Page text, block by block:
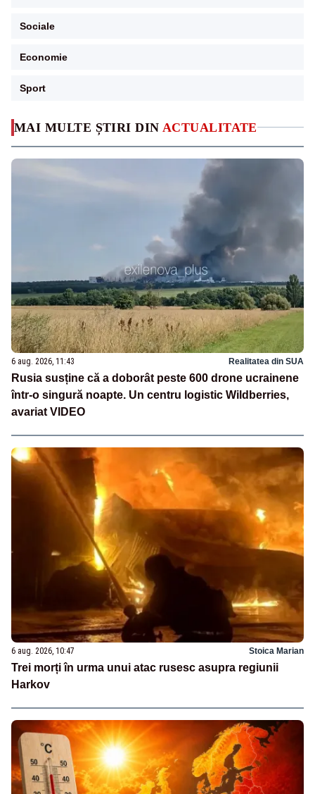
MAI MULTE ȘTIRI DIN ACTUALITATE
6 aug. 2026, 11:43 Realitatea din SUA
Rusia susține că a doborât peste 600 drone ucrainene
într-o singură noapte. Un centru logistic Wildberries,
avariat VIDEO
6 aug. 2026, 10:47 Stoica Marian
Trei morți în urma unui atac rusesc asupra regiunii
Harkov
Sociale
Economie
Sport